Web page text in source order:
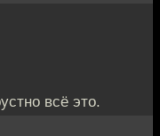
всё это.